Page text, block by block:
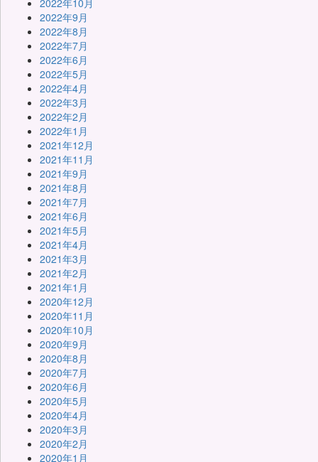
2022年10月
2022年9月
2022年8月
2022年7月
2022年6月
2022年5月
2022年4月
2022年3月
2022年2月
2022年1月
2021年12月
2021年11月
2021年9月
2021年8月
2021年7月
2021年6月
2021年5月
2021年4月
2021年3月
2021年2月
2021年1月
2020年12月
2020年11月
2020年10月
2020年9月
2020年8月
2020年7月
2020年6月
2020年5月
2020年4月
2020年3月
2020年2月
2020年1月